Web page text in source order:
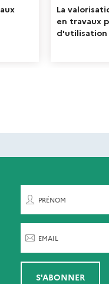
PRÉNOM
EMAIL
S'ABONNER